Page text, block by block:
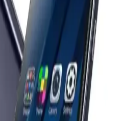
renkler sunarken, iPhone 17
sağlar. Renk doygunluğu ve
deneyimini etkiler.
Kameralarının
Karşılaştırması
lensi ve SmallRig iş birliğiyle
profesyonel
önemli farkları ortaya koyuyor.